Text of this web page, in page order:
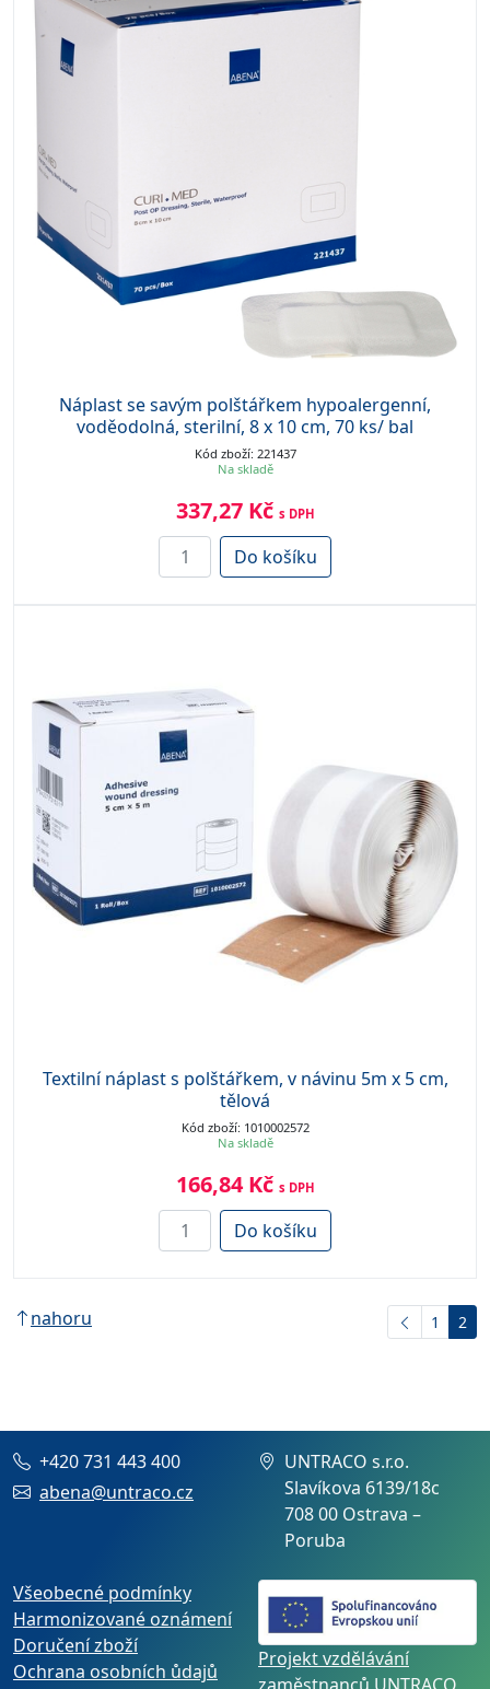
Náplast se savým polštářkem hypoalergenní,
voděodolná, sterilní, 8 x 10 cm, 70 ks/ bal
Kód zboží: 221437
Na skladě
337,27 Kč s DPH
Do košíku
Textilní náplast s polštářkem, v návinu 5m x 5 cm,
tělová
Kód zboží: 1010002572
Na skladě
166,84 Kč s DPH
Do košíku
nahoru 1 2
+420 731 443 400
abena@untraco.cz
UNTRACO s.r.o.
Slavíkova 6139/18c
708 00 Ostrava –
Poruba
Všeobecné podmínky
Harmonizované oznámení
Doručení zboží
Ochrana osobních ůdajů
Projekt vzdělávání